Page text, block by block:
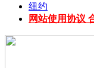
纽约
网站使用协议